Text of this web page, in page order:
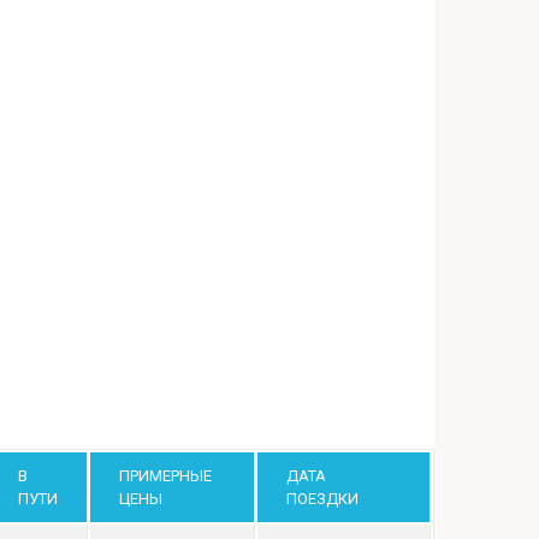
В
ПУТИ
ПРИМЕРНЫЕ
ЦЕНЫ
ДАТА
ПОЕЗДКИ